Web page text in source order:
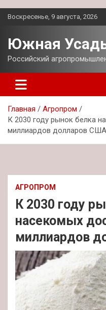
Перейти
Воскресенье, 9 августа, 2026
Южная
Российский
Главная
Агропром
К 2030 году рынок белка
миллиардов долларов США
АГРОПРОМ
К 2030 году
насекомых
миллиардов